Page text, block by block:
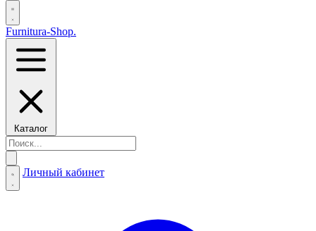
Furnitura-Shop.
Каталог
Личный кабинет